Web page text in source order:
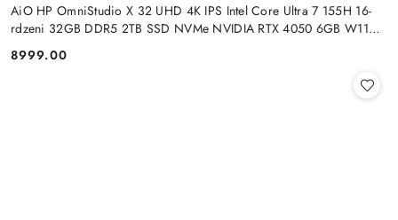
AiO HP OmniStudio X 32 UHD 4K IPS Intel Core Ultra 7 155H 16-
rdzeni 32GB DDR5 2TB SSD NVMe NVIDIA RTX 4050 6GB W11
Cena:
8999.00